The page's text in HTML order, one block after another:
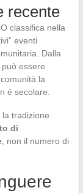
recente
classifica nella
eventi
Dalla
essere
la
è secolare.
tradizione
di
, non il numero di